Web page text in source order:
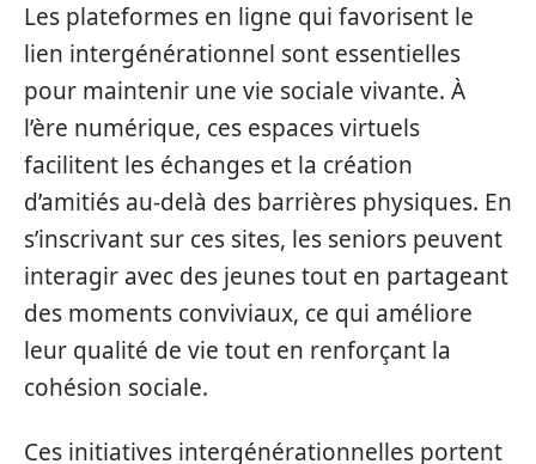
Les plateformes en ligne qui favorisent le
lien intergénérationnel sont essentielles
pour maintenir une vie sociale vivante. À
l’ère numérique, ces espaces virtuels
facilitent les échanges et la création
d’amitiés au-delà des barrières physiques. En
s’inscrivant sur ces sites, les seniors peuvent
interagir avec des jeunes tout en partageant
des moments conviviaux, ce qui améliore
leur qualité de vie tout en renforçant la
cohésion sociale.
Ces initiatives intergénérationnelles portent